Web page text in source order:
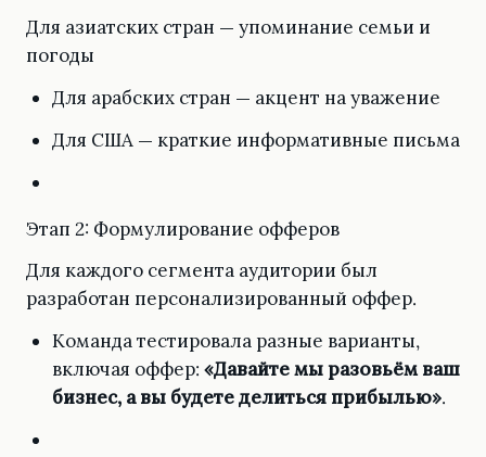
Для азиатских стран — упоминание семьи и
погоды
Для арабских стран — акцент на уважение
Для США — краткие информативные письма
Этап 2: Формулирование офферов
Для каждого сегмента аудитории был
разработан персонализированный оффер.
Команда тестировала разные варианты,
включая оффер: «Давайте мы разовьём ваш
бизнес, а вы будете делиться прибылью».